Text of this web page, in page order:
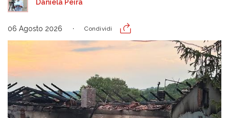
Daniela Peira
06 Agosto 2026 Condividi